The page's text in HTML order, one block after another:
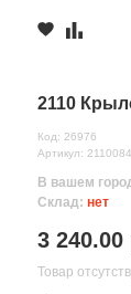
2110
Код: 26976
Артикул:
В вашем
Склад: нет
3 240.00
Товар